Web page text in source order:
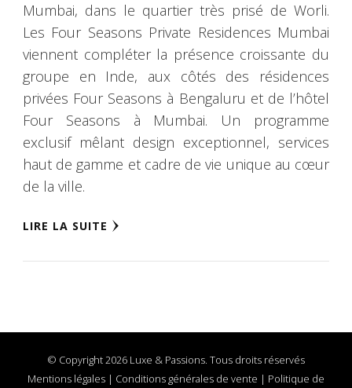
Mumbai, dans le quartier très prisé de Worli.
Les Four Seasons Private Residences Mumbai
viennent compléter la présence croissante du
groupe en Inde, aux côtés des résidences
privées Four Seasons à Bengaluru et de l’hôtel
Four Seasons à Mumbai. Un programme
exclusif mêlant design exceptionnel, services
haut de gamme et cadre de vie unique au cœur
de la ville.
LIRE LA SUITE
© Copyright 2026 Luxe & Passions. Tous droits réservés
Mentions légales | Conditions générales de vente | Politique de